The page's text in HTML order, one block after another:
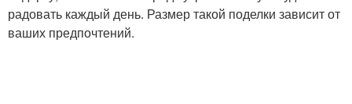
радовать каждый день. Размер такой поделки зависит от
ваших предпочтений.